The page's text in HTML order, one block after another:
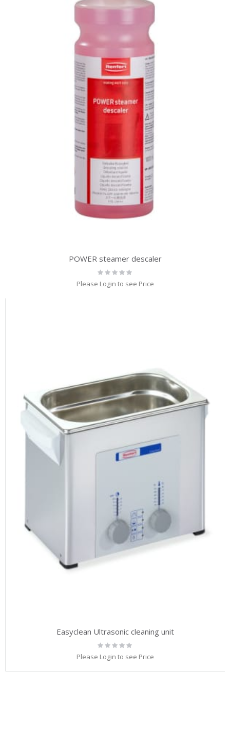
POWER steamer descaler
Rating:
0%
Please Login to see Price
Easyclean Ultrasonic cleaning unit
Rating:
0%
Please Login to see Price